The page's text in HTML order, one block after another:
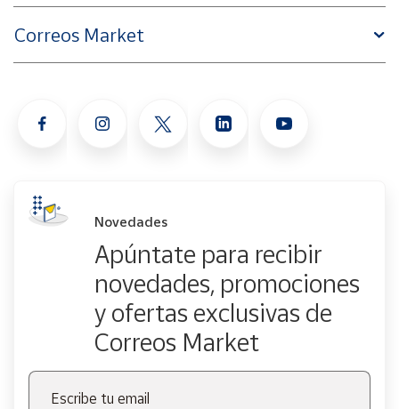
Correos Market
Novedades
Apúntate para recibir
novedades, promociones
y ofertas exclusivas de
Correos Market
Escribe tu email